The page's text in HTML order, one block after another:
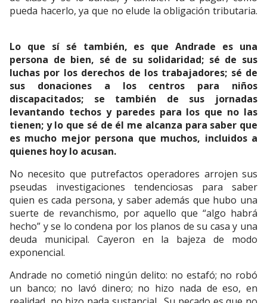
pueda hacerlo, ya que no elude la obligación tributaria.
Lo que sí sé también, es que Andrade es una
persona de bien, sé de su solidaridad; sé de sus
luchas por los derechos de los trabajadores; sé de
sus donaciones a los centros para niños
discapacitados; se también de sus jornadas
levantando techos y paredes para los que no las
tienen; y lo que sé de él me alcanza para saber que
es mucho mejor persona que muchos, incluidos a
quienes hoy lo acusan.
No necesito que putrefactos operadores arrojen sus
pseudas investigaciones tendenciosas para saber
quien es cada persona, y saber además que hubo una
suerte de revanchismo, por aquello que “algo habrá
hecho” y se lo condena por los planos de su casa y una
deuda municipal. Cayeron en la bajeza de modo
exponencial.
Andrade no cometió ningún delito: no estafó; no robó
un banco; no lavó dinero; no hizo nada de eso, en